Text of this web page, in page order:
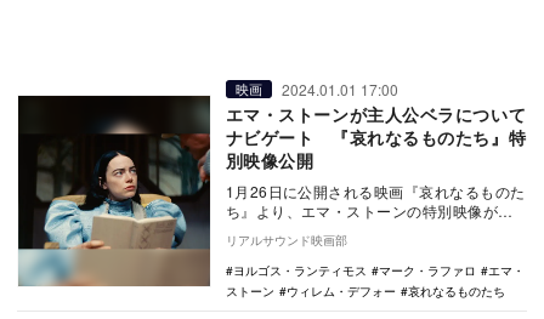
映画 2024.01.01 17:00
エマ・ストーンが主人公ベラについて
ナビゲート 『哀れなるものたち』特
別映像公開
1月26日に公開される映画『哀れなるものた
ち』より、エマ・ストーンの特別映像が公
開された。 本作は、日本でも2008年に翻
訳…
リアルサウンド映画部
ヨルゴス・ランティモス
マーク・ラファロ
エマ・
ストーン
ウィレム・デフォー 哀れなるものたち